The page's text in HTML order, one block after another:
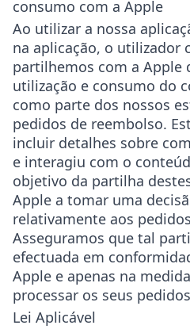
consumo com a Apple
Ao utilizar a nossa
na aplicação, o utilizador
partilhemos com a Apple
utilização e consumo do
como parte dos nossos
pedidos de reembolso.
incluir detalhes sobre
e interagiu com o
objetivo da partilha
Apple a tomar uma
relativamente aos
Asseguramos que tal
efectuada em
Apple e apenas na
processar os seus
Lei Aplicável